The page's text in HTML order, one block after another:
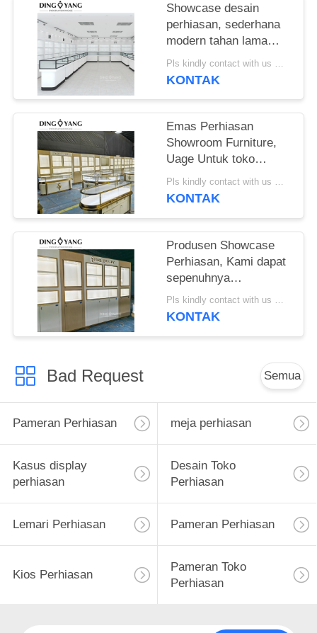
Showcase desain
perhiasan, sederhana
modern tahan lama
Gaya desain canggih
Dengan konsumsi daya
Pls kindly contact with us MOQ:1 Toko atau 5 set
KONTAK
Emas Perhiasan
Showroom Furniture,
Uage Untuk toko
perhiasan, pusat
perbelanjaan kelas
Pls kindly contact with us MOQ:1 Toko atau 5 set
KONTAK
Produsen Showcase
Perhiasan, Kami dapat
sepenuhnya
menyesuaikan
Showcase Perhiasan
Pls kindly contact with us MOQ:1 Toko atau 5 set
KONTAK
Bad Request Semua
Pameran Perhiasan meja perhiasan
Kasus display
perhiasan
Desain Toko
Perhiasan
Lemari Perhiasan Pameran Perhiasan
Kios Perhiasan
Pameran Toko
Perhiasan